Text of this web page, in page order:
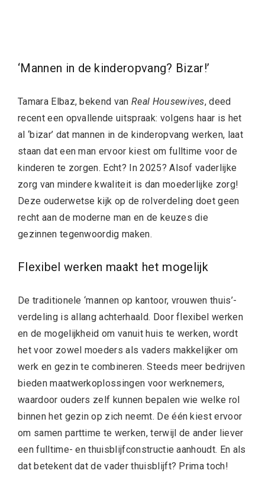
‘Mannen in de kinderopvang? Bizar!’
Tamara Elbaz, bekend van Real Housewives, deed
recent een opvallende uitspraak: volgens haar is het
al ‘bizar’ dat mannen in de kinderopvang werken, laat
staan dat een man ervoor kiest om fulltime voor de
kinderen te zorgen. Echt? In 2025? Alsof vaderlijke
zorg van mindere kwaliteit is dan moederlijke zorg!
Deze ouderwetse kijk op de rolverdeling doet geen
recht aan de moderne man en de keuzes die
gezinnen tegenwoordig maken.
Flexibel werken maakt het mogelijk
De traditionele ‘mannen op kantoor, vrouwen thuis’-
verdeling is allang achterhaald. Door flexibel werken
en de mogelijkheid om vanuit huis te werken, wordt
het voor zowel moeders als vaders makkelijker om
werk en gezin te combineren. Steeds meer bedrijven
bieden maatwerkoplossingen voor werknemers,
waardoor ouders zelf kunnen bepalen wie welke rol
binnen het gezin op zich neemt. De één kiest ervoor
om samen parttime te werken, terwijl de ander liever
een fulltime- en thuisblijfconstructie aanhoudt. En als
dat betekent dat de vader thuisblijft? Prima toch!